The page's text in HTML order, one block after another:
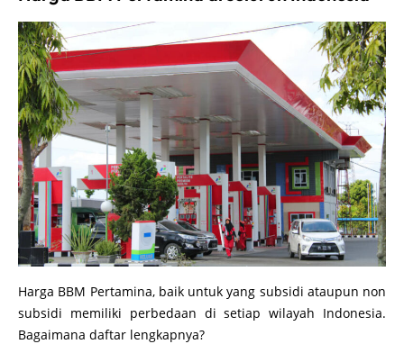
Harga BBM Pertamina, baik untuk yang subsidi ataupun non
subsidi memiliki perbedaan di setiap wilayah Indonesia.
Bagaimana daftar lengkapnya?